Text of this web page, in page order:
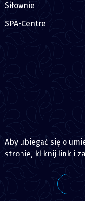
Siłownie
SPA-Centre
Aby ubiegać się o
stronie, kliknij link i